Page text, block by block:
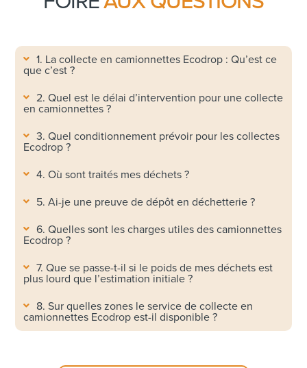
1. La collecte en camionnettes Ecodrop : Qu’est ce
que c’est ?
2. Quel est le délai d’intervention pour une collecte
en camionnettes ?
3. Quel conditionnement prévoir pour les collectes
Ecodrop ?
4. Où sont traités mes déchets ?
5. Ai-je une preuve de dépôt en déchetterie ?
6. Quelles sont les charges utiles des camionnettes
Ecodrop ?
7. Que se passe-t-il si le poids de mes déchets est
plus lourd que l’estimation initiale ?
8. Sur quelles zones le service de collecte en
camionnettes Ecodrop est-il disponible ?